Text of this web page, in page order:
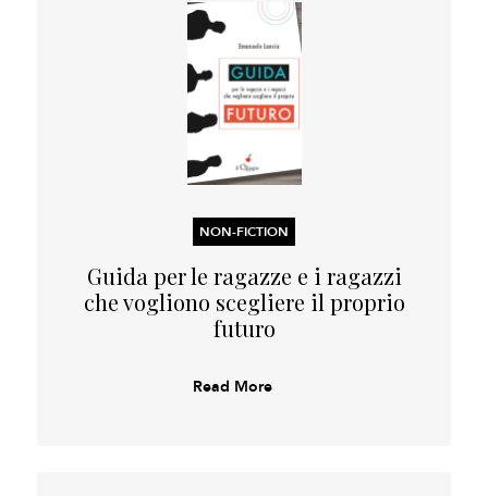
NON-FICTION
Guida per le ragazze e i ragazzi
che vogliono scegliere il proprio
futuro
Read More